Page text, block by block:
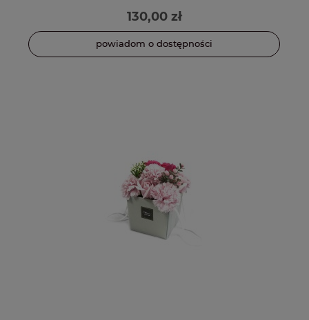
130,00 zł
powiadom o dostępności